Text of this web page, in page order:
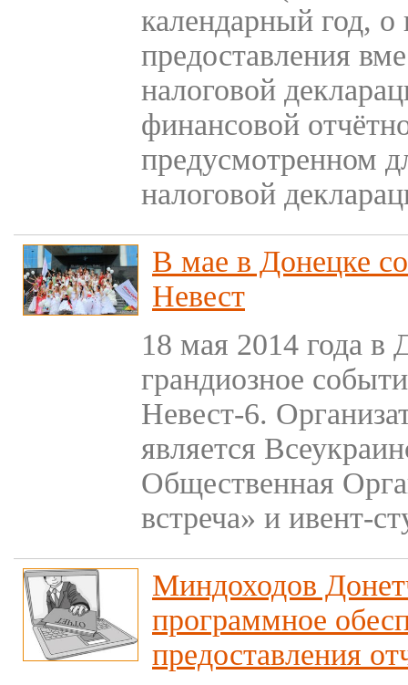
календарный год, о
предоставления
налоговой
финансовой
предусмотренном
налоговой
В мае в Донецке
Невест
18 мая 2014 года в
грандиозное
Невест-6.
является
Общественная
встреча» и ивент-
Миндоходов
программное
предоставления